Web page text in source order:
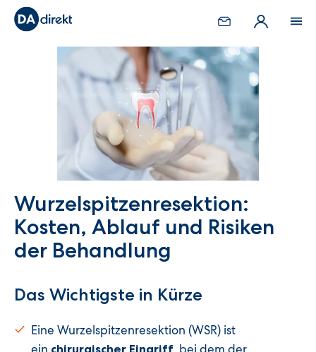
Wurzelspitzenresektion:
Kosten, Ablauf und Risiken
der Behandlung
Das Wichtigste in Kürze
Eine Wurzelspitzenresektion (WSR) ist